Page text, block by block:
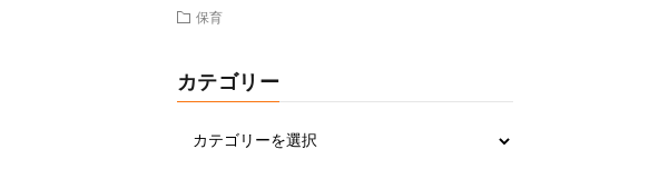
保育
カテゴリー